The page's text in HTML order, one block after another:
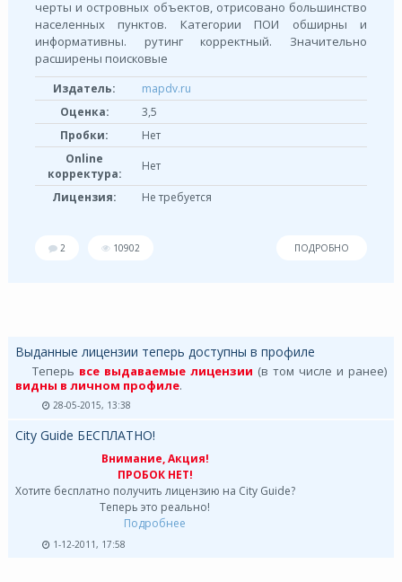
черты и островных объектов, отрисовано большинство
населенных пунктов. Категории ПОИ обширны и
информативны. рутинг корректный. Значительно
расширены поисковые
Издатель:
mapdv.ru
Оценка:
3,5
Пробки:
Нет
Online
корректура:
Нет
Лицензия: Не требуется
2 10902 ПОДРОБНО
Выданные лицензии теперь доступны в профиле
Теперь все выдаваемые лицензии (в том числе и ранее)
видны в личном профиле.
28-05-2015, 13:38
City Guide БЕСПЛАТНО!
Внимание, Акция!
ПРОБОК НЕТ!
Хотите бесплатно получить лицензию на City Guide?
Теперь это реально!
Подробнее
1-12-2011, 17:58